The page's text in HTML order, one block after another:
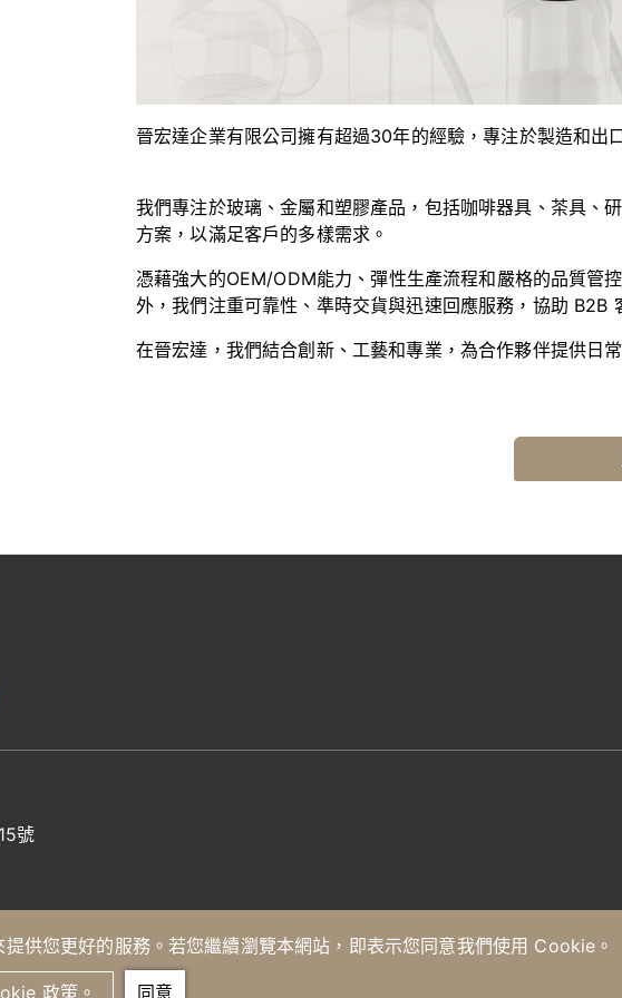
晉宏達企業有限公司擁有超過30年的經驗，專注於製造和出
我們專注於玻璃、金屬和塑膠產品，包括咖啡器具、茶具、
方案，以滿足客戶的多樣需求。
憑藉強大的OEM/ODM能力、彈性生產流程和嚴格的品質管
外，我們注重可靠性、準時交貨與迅速回應服務，協助 B2B
在晉宏達，我們結合創新、工藝和專業，為合作夥伴提供日
供您更好的服務。若您繼續瀏覽本網站，即表示您同意我們使用 Cookie。
政策。 同意
號